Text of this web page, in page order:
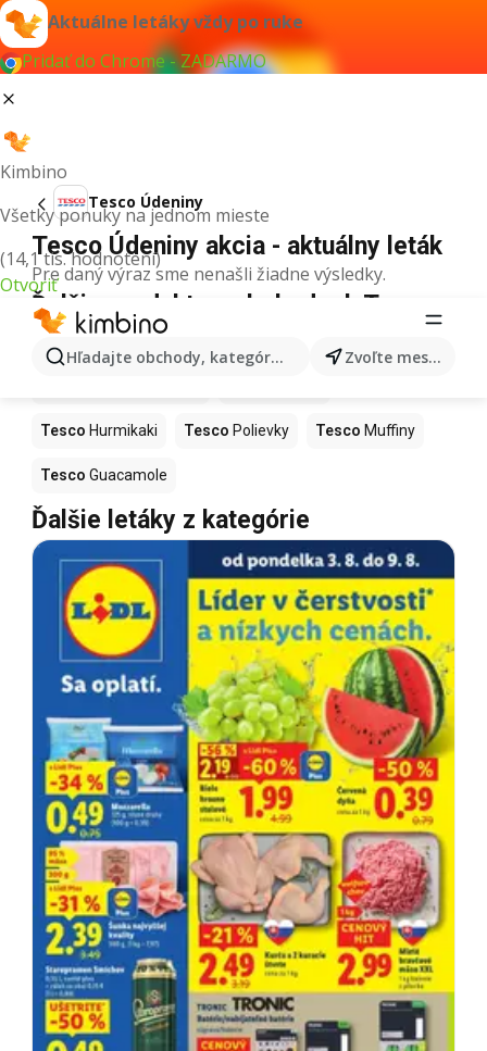
Aktuálne letáky vždy po ruke
Pridať do Chrome - ZADARMO
Kimbino
Všetky ponuky na jednom mieste
(14,1 tis. hodnotení)
Otvoriť
Hľadajte obchody, kategórie, produkty... Zvoľte mesto
Tesco Údeniny
Tesco Údeniny akcia - aktuálny leták
Pre daný výraz sme nenašli žiadne výsledky.
Ďalšie produkty v obchodoch Tesco
Tesco Hurmikaki Tesco Polievky Tesco Muffiny
Tesco Guacamole
Ďalšie letáky z kategórie